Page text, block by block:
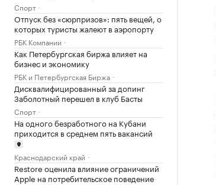
Спорт
Отпуск без «сюрпризов»: пять вещей, о
которых туристы жалеют в аэропорту
РБК Компании
Как Петербургская биржа влияет на
бизнес и экономику
РБК и Петербургская Биржа
Дисквалифицированный за допинг
Заболотный перешел в клуб Басты
Спорт
На одного безработного на Кубани
приходится в среднем пять вакансий
Краснодарский край
Restore оценила влияние ограничений
Apple на потребительское поведение